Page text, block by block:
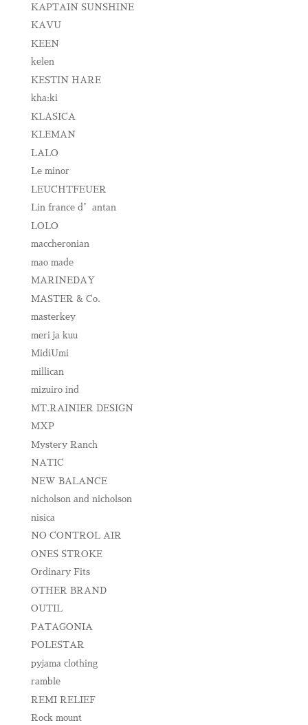
KAPTAIN SUNSHINE
KAVU
KEEN
kelen
KESTIN HARE
kha:ki
KLASICA
KLEMAN
LALO
Le minor
LEUCHTFEUER
Lin france d’antan
LOLO
maccheronian
mao made
MARINEDAY
MASTER & Co.
masterkey
meri ja kuu
MidiUmi
millican
mizuiro ind
MT.RAINIER DESIGN
MXP
Mystery Ranch
NATIC
NEW BALANCE
nicholson and nicholson
nisica
NO CONTROL AIR
ONES STROKE
Ordinary Fits
OTHER BRAND
OUTIL
PATAGONIA
POLESTAR
pyjama clothing
ramble
REMI RELIEF
Rock mount